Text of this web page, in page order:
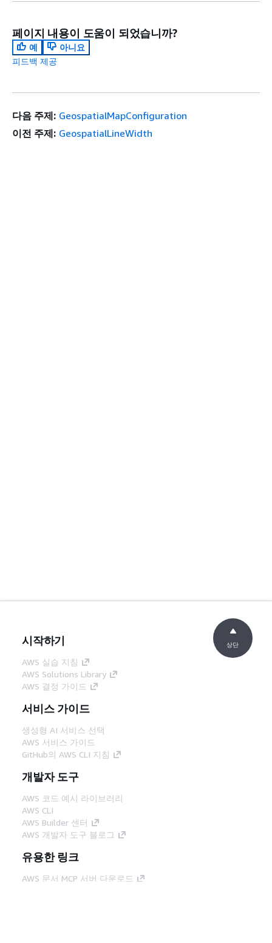
페이지 내용이 도움이 되었습니까?
예
아니요
피드백 제공
다음 주제: GeospatialMapConfiguration
이전 주제: GeospatialLineWidth
시작하기
AWS 실습 지침
AWS Solutions Library
AWS 결정 가이드
서비스 가이드
생성형 AI 서비스 선택
AWS 서비스 가이드
GitHub의 AWS CLI 지침
개발자 도구
AWS 코드 예시 라이브러리
AWS CLI
AWS Builder 센터
AWS 개발자 도구 블로그
유용한 링크
AWS 문서 MCP 서버 다운로드
상단